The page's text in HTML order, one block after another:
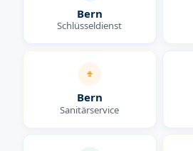
Bern
Schlüsseldienst
Bern
Sanitärservice